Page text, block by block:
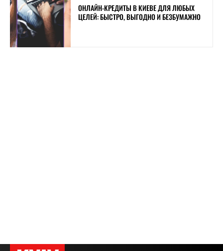
ОНЛАЙН-КРЕДИТЫ В КИЕВЕ ДЛЯ ЛЮБЫХ
ЦЕЛЕЙ: БЫСТРО, ВЫГОДНО И БЕЗБУМАЖНО